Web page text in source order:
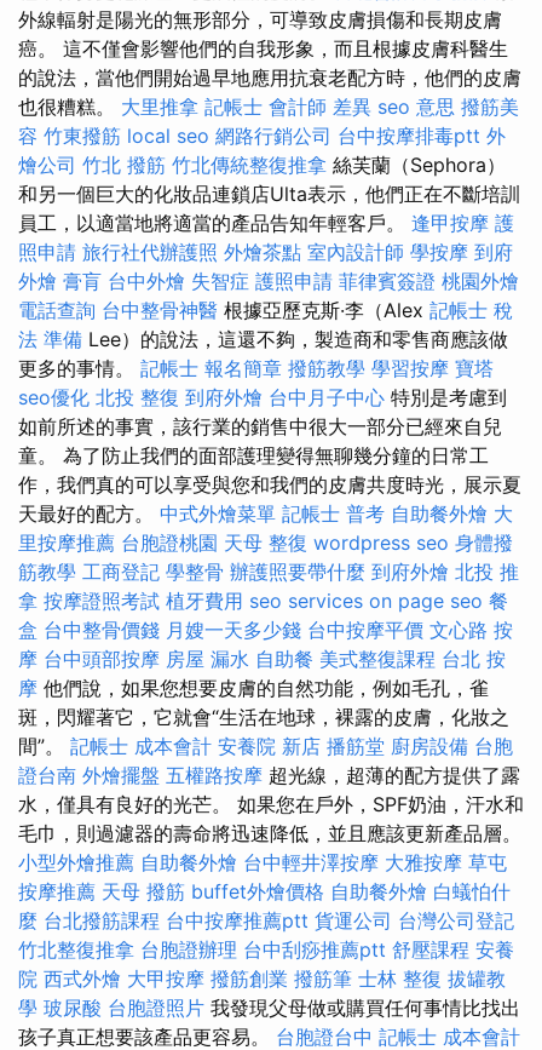
外線輻射是陽光的無形部分，可導致皮膚損傷和長期皮膚
癌。 這不僅會影響他們的自我形象，而且根據皮膚科醫生
的說法，當他們開始過早地應用抗衰老配方時，他們的皮膚
也很糟糕。 大里推拿 記帳士 會計師 差異 seo 意思 撥筋美
容 竹東撥筋 local seo 網路行銷公司 台中按摩排毒ptt 外
燴公司 竹北 撥筋 竹北傳統整復推拿 絲芙蘭（Sephora）
和另一個巨大的化妝品連鎖店Ulta表示，他們正在不斷培訓
員工，以適當地將適當的產品告知年輕客戶。 逢甲按摩 護
照申請 旅行社代辦護照 外燴茶點 室內設計師 學按摩 到府
外燴 膏肓 台中外燴 失智症 護照申請 菲律賓簽證 桃園外燴
電話查詢 台中整骨神醫 根據亞歷克斯·李（Alex 記帳士 稅
法 準備 Lee）的說法，這還不夠，製造商和零售商應該做
更多的事情。 記帳士 報名簡章 撥筋教學 學習按摩 寶塔
seo優化 北投 整復 到府外燴 台中月子中心 特別是考慮到
如前所述的事實，該行業的銷售中很大一部分已經來自兒
童。 為了防止我們的面部護理變得無聊幾分鐘的日常工
作，我們真的可以享受與您和我們的皮膚共度時光，展示夏
天最好的配方。 中式外燴菜單 記帳士 普考 自助餐外燴 大
里按摩推薦 台胞證桃園 天母 整復 wordpress seo 身體撥
筋教學 工商登記 學整骨 辦護照要帶什麼 到府外燴 北投 推
拿 按摩證照考試 植牙費用 seo services on page seo 餐
盒 台中整骨價錢 月嫂一天多少錢 台中按摩平價 文心路 按
摩 台中頭部按摩 房屋 漏水 自助餐 美式整復課程 台北 按
摩 他們說，如果您想要皮膚的自然功能，例如毛孔，雀
斑，閃耀著它，它就會“生活在地球，裸露的皮膚，化妝之
間”。 記帳士 成本會計 安養院 新店 播筋堂 廚房設備 台胞
證台南 外燴擺盤 五權路按摩 超光線，超薄的配方提供了露
水，僅具有良好的光芒。 如果您在戶外，SPF奶油，汗水和
毛巾，則過濾器的壽命將迅速降低，並且應該更新產品層。
小型外燴推薦 自助餐外燴 台中輕井澤按摩 大雅按摩 草屯
按摩推薦 天母 撥筋 buffet外燴價格 自助餐外燴 白蟻怕什
麼 台北撥筋課程 台中按摩推薦ptt 貨運公司 台灣公司登記
竹北整復推拿 台胞證辦理 台中刮痧推薦ptt 舒壓課程 安養
院 西式外燴 大甲按摩 撥筋創業 撥筋筆 士林 整復 拔罐教
學 玻尿酸 台胞證照片 我發現父母做或購買任何事情比找出
孩子真正想要該產品更容易。 台胞證台中 記帳士 成本會計